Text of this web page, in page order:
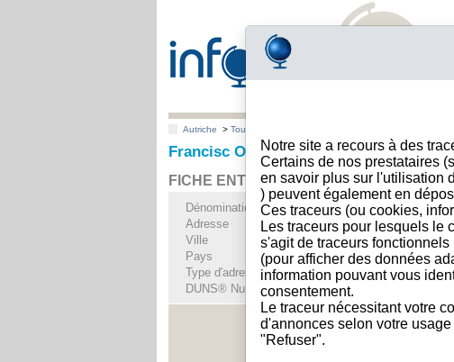
Autriche >Toutes villes
Francisc Orban, Wöllersdorf
FICHE ENTREPRISE
Dénomination
Francisc Orban
Adresse
Korngasse 8/1
Ville
Wöllersdorf- 2751
Pays
Autriche
Type d'adresse
Adresse unique
DUNS® Number
30-------
Voir les
Notre site a recours à des
Certains de nos prestataires
en savoir plus sur l'utilisation
) peuvent également en
Ces traceurs (ou cookies,
Les traceurs pour lesquels le
s'agit de traceurs
(pour afficher des données
information pouvant vous
consentement.
Le traceur nécessitant votre
d'annonces selon votre
"Refuser".